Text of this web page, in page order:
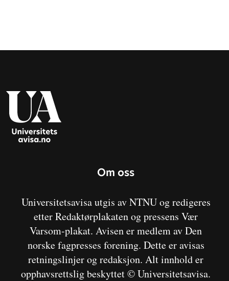
Om oss
Universitetsavisa utgis av NTNU og redigeres
etter Redaktørplakaten og pressens Vær
Varsom-plakat. Avisen er medlem av Den
norske fagpresses forening. Dette er avisas
retningslinjer og redaksjon. Alt innhold er
opphavsrettslig beskyttet © Universitetsavisa.